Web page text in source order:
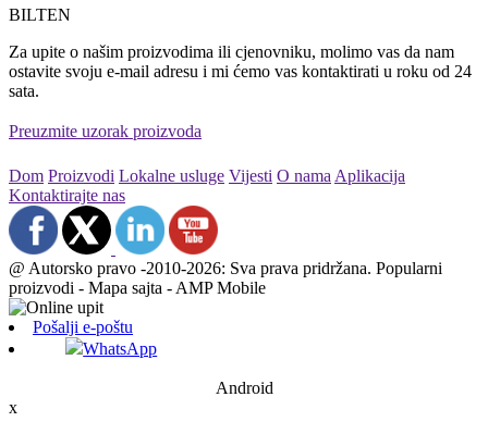
BILTEN
Za upite o našim proizvodima ili cjenovniku, molimo vas da nam
ostavite svoju e-mail adresu i mi ćemo vas kontaktirati u roku od 24
sata.
Preuzmite uzorak proizvoda
Dom Proizvodi Lokalne usluge Vijesti O namaAplikacija
Kontaktirajte nas
@ Autorsko pravo -2010-2026: Sva prava pridržana. Popularni
proizvodi - Mapa sajta - AMP Mobile
Pošalji e-poštu
WhatsApp
Android
x